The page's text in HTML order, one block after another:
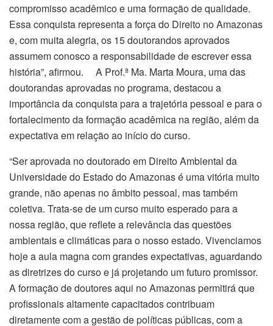
compromisso acadêmico e uma formação de qualidade.
Essa conquista representa a força do Direito no Amazonas
e, com muita alegria, os 15 doutorandos aprovados
assumem conosco a responsabilidade de escrever essa
história”, afirmou. A Prof.ª Ma. Marta Moura, uma das
doutorandas aprovadas no programa, destacou a
importância da conquista para a trajetória pessoal e para o
fortalecimento da formação acadêmica na região, além da
expectativa em relação ao início do curso.
“Ser aprovada no doutorado em Direito Ambiental da
Universidade do Estado do Amazonas é uma vitória muito
grande, não apenas no âmbito pessoal, mas também
coletiva. Trata-se de um curso muito esperado para a
nossa região, que reflete a relevância das questões
ambientais e climáticas para o nosso estado. Vivenciamos
hoje a aula magna com grandes expectativas, aguardando
as diretrizes do curso e já projetando um futuro promissor.
A formação de doutores aqui no Amazonas permitirá que
profissionais altamente capacitados contribuam
diretamente com a gestão de políticas públicas, com a